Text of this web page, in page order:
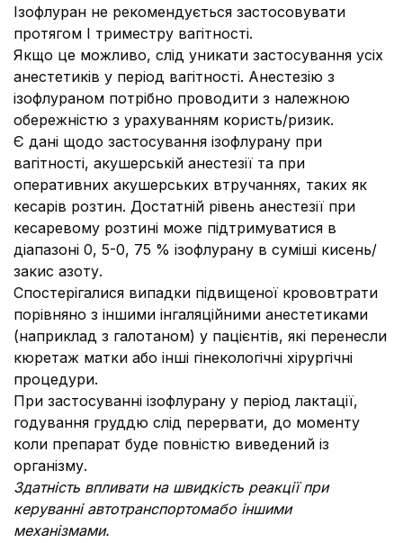
Ізофлуран не рекомендується застосовувати
протягом І триместру вагітності.
Якщо це можливо, слід уникати застосування усіх
анестетиків у період вагітності. Анестезію з
ізофлураном потрібно проводити з належною
обережністю з урахуванням користь/ризик.
Є дані щодо застосування ізофлурану при
вагітності, акушерській анестезії та при
оперативних акушерських втручаннях, таких як
кесарів розтин. Достатній рівень анестезії при
кесаревому розтині може підтримуватися в
діапазоні 0, 5-0, 75 % ізофлурану в суміші кисень/
закис азоту.
Спостерігалися випадки підвищеної крововтрати
порівняно з іншими інгаляційними анестетиками
(наприклад з галотаном) у пацієнтів, які перенесли
кюретаж матки або інші гінекологічні хірургічні
процедури.
При застосуванні ізофлурану у період лактації,
годування груддю слід перервати, до моменту
коли препарат буде повністю виведений із
організму.
Здатність впливати на швидкість реакції при
керуванні автотранспортомабо іншими
механізмами.